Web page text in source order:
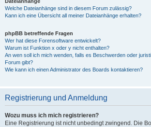
Welche Dateianhänge sind in diesem Forum zulässig?
Kann ich eine Übersicht all meiner Dateianhänge erhalten?
phpBB betreffende Fragen
Wer hat diese Forensoftware entwickelt?
Warum ist Funktion x oder y nicht enthalten?
An wen soll ich mich wenden, falls es Beschwerden oder
Forum gibt?
Wie kann ich einen Administrator des Boards kontaktieren?
Registrierung und Anmeldung
Wozu muss ich mich registrieren?
Eine Registrierung ist nicht unbedingt zwingend. Die